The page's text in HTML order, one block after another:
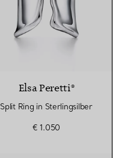
Elsa Peretti®
Split Ring in Sterlingsilber
€ 1.050